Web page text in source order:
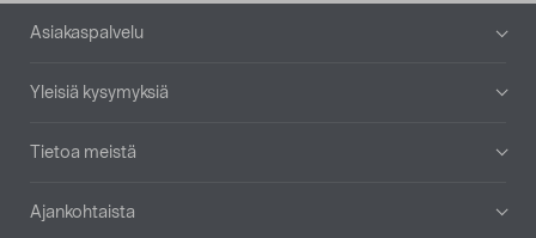
Alatunniste
Asiakaspalvelu
Yleisiä kysymyksiä
Tietoa meistä
Ajankohtaista